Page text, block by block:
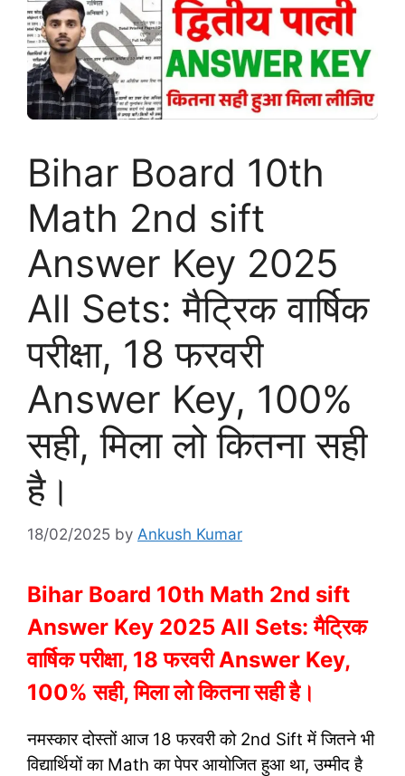
Bihar Board 10th
Math 2nd sift
Answer Key 2025
All Sets: मैट्रिक वार्षिक
परीक्षा, 18 फरवरी
Answer Key, 100%
सही, मिला लो कितना सही
है।
18/02/2025 by Ankush Kumar
Bihar Board 10th Math 2nd sift
Answer Key 2025 All Sets: मैट्रिक
वार्षिक परीक्षा, 18 फरवरी Answer Key,
100% सही, मिला लो कितना सही है।
नमस्कार दोस्तों आज 18 फरवरी को 2nd Sift में जितने भी
विद्यार्थियों का Math का पेपर आयोजित हुआ था, उम्मीद है